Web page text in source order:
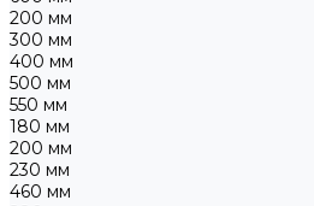
200 мм
300 мм
400 мм
500 мм
550 мм
180 мм
200 мм
230 мм
460 мм